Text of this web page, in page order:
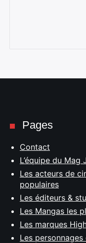
Pages
Contact
L’équipe du Mag
Les acteurs de
populaires
Les éditeurs &
Les Mangas les
Les marques
Les